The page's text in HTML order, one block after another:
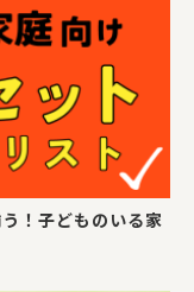
！子どものいる家